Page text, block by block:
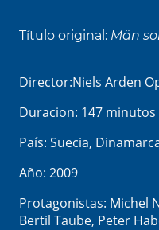
Título original: Män
Director:Niels Arden
Duracion: 147 minutos
País: Suecia,
Año: 2009
Protagonistas: Michel
Bertil Taube, Peter